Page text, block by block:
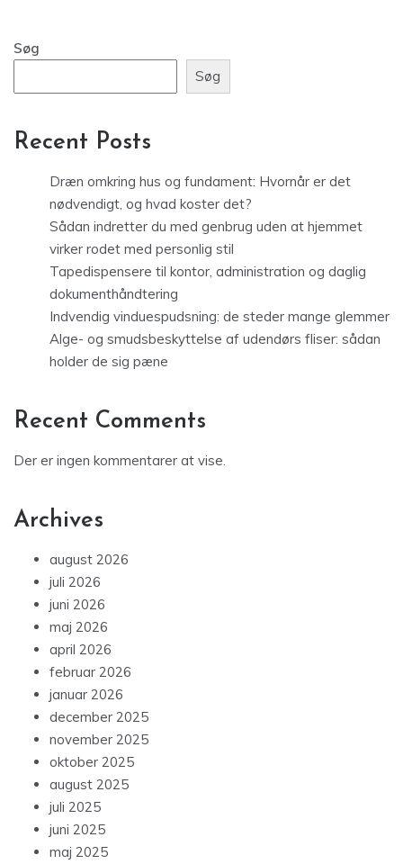
Søg
Søg
Recent Posts
Dræn omkring hus og fundament: Hvornår er det
nødvendigt, og hvad koster det?
Sådan indretter du med genbrug uden at hjemmet
virker rodet med personlig stil
Tapedispensere til kontor, administration og daglig
dokumenthåndtering
Indvendig vinduespudsning: de steder mange glemmer
Alge- og smudsbeskyttelse af udendørs fliser: sådan
holder de sig pæne
Recent Comments
Der er ingen kommentarer at vise.
Archives
august 2026
juli 2026
juni 2026
maj 2026
april 2026
februar 2026
januar 2026
december 2025
november 2025
oktober 2025
august 2025
juli 2025
juni 2025
maj 2025